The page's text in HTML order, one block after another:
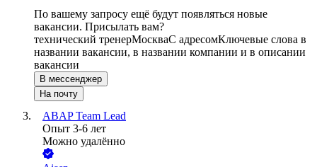
По вашему запросу ещё будут появляться новые
вакансии. Присылать вам?
технический тренерМоскваС адресомКлючевые слова в
названии вакансии, в названии компании и в описании
вакансии
В мессенджер
На почту
ABAP Team Lead
Опыт 3-6 лет
Можно удалённо